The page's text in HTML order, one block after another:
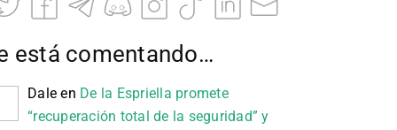
está comentando…
Dale en De la Espriella promete
“recuperación total de la seguridad” y